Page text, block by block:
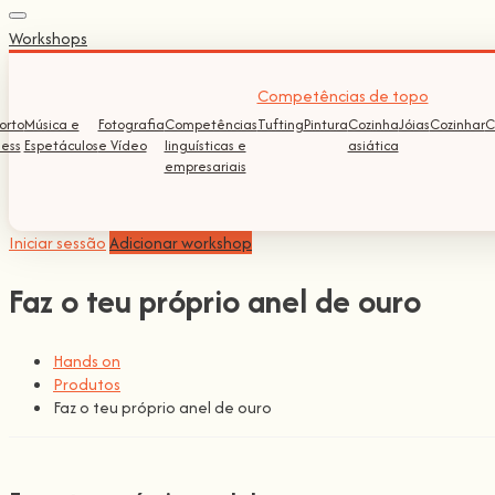
Workshops
Música e
Espetáculos
Fotografia
e Vídeo
Competências
linguísticas e
empresariais
Competências de topo
TuftingPinturaCozinha
asiática
JóiasCozinhar
Iniciar sessãoAdicionar workshop
Faz o teu próprio anel de ouro
Hands on
Produtos
Faz o teu próprio anel de ouro